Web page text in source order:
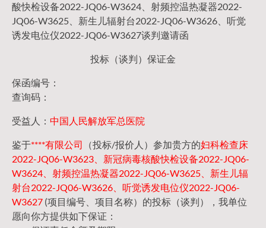
酸快检设备2022-JQ06-W3624、射频控温热凝器2022-
JQ06-W3625、新生儿辐射台2022-JQ06-W3626、听觉
诱发电位仪2022-JQ06-W3627谈判邀请函
投标（谈判）保证金
保函编号：
查询码：
受益人： 中国人民解放军总医院
鉴于****有限公司 （投标/报价人）参加贵方的妇科检查床
2022-JQ06-W3623、新冠病毒核酸快检设备2022-JQ06-
W3624、射频控温热凝器2022-JQ06-W3625、新生儿辐
射台2022-JQ06-W3626、听觉诱发电位仪2022-JQ06-
W3627 (项目编号、项目名称）的投标（谈判），我单位
愿向你方提供如下保证：